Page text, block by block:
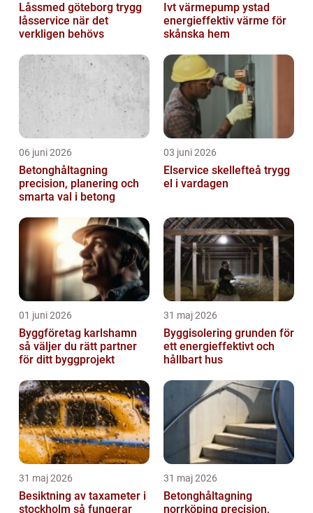
Låssmed göteborg trygg
låsservice när det
verkligen behövs
Ivt värmepump ystad
energieffektiv värme för
skånska hem
06 juni 2026
Betonghåltagning
precision, planering och
smarta val i betong
03 juni 2026
Elservice skellefteå trygg
el i vardagen
01 juni 2026
Byggföretag karlshamn
så väljer du rätt partner
för ditt byggprojekt
31 maj 2026
Byggisolering grunden för
ett energieffektivt och
hållbart hus
31 maj 2026
Besiktning av taxameter i
stockholm så fungerar
31 maj 2026
Betonghåltagning
norrköping precision,